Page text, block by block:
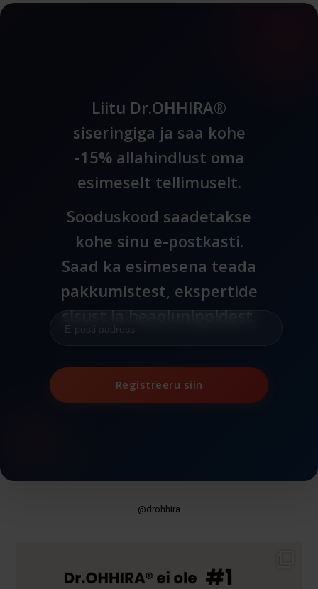
Liitu Dr.OHHIRA®
siseringiga ja saa kohe
-15% allahindlust oma
esimeselt tellimuselt.
Sooduskood saadetakse
kohe sinu e-postkasti.
Saad ka esimesena teada
pakkumistest, ekspertide
sisust ja heaolunippidest.
Registreeru siin
@drohhira